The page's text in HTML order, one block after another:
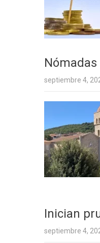
septiembre 4,
Inician
septiembre 4,